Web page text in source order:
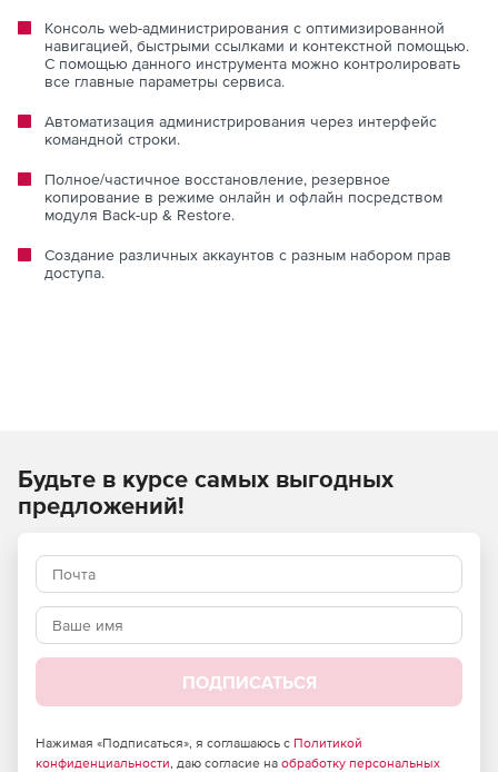
Консоль web-администрирования с оптимизированной
навигацией, быстрыми ссылками и контекстной помощью.
С помощью данного инструмента можно контролировать
все главные параметры сервиса.
Автоматизация администрирования через интерфейс
командной строки.
Полное/частичное восстановление, резервное
копирование в режиме онлайн и офлайн посредством
модуля Back-up & Restore.
Создание различных аккаунтов с разным набором прав
доступа.
Будьте в курсе самых выгодных
предложений!
ПОДПИСАТЬСЯ
Нажимая «Подписаться», я соглашаюсь с Политикой
конфиденциальности, даю согласие на обработку персональных